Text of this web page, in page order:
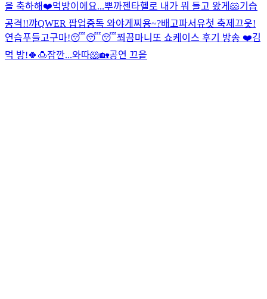
을 축하해❤️먹방이에요...뿌까젠타헬로 내가 뭐 들고 왔게 🐹기습
공격!!꺄QWER 팝업중독 와야게찌용~?배고파서유첫 축제끄읏!
연습푸들고구마!😴😴😴쬐끔마니또 쇼케이스 후기 방송 ❤️김
먹 방!🍀🍮잠깐...와따🐹🏡공연 끄읕